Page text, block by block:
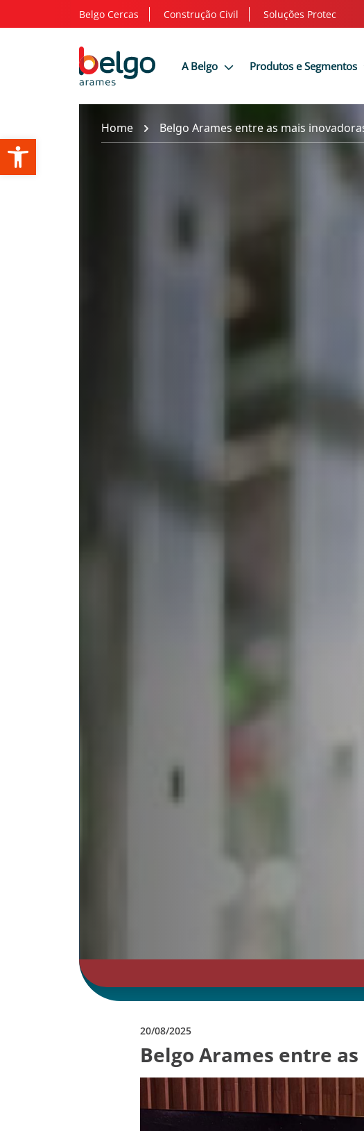
Abrir a barra de ferramentas
Belgo Cercas Construção Civil Soluções Protec
A Belgo Produtos e Segmentos
Home Belgo Arames entre as mais
20/08/2025
Belgo Arames entre